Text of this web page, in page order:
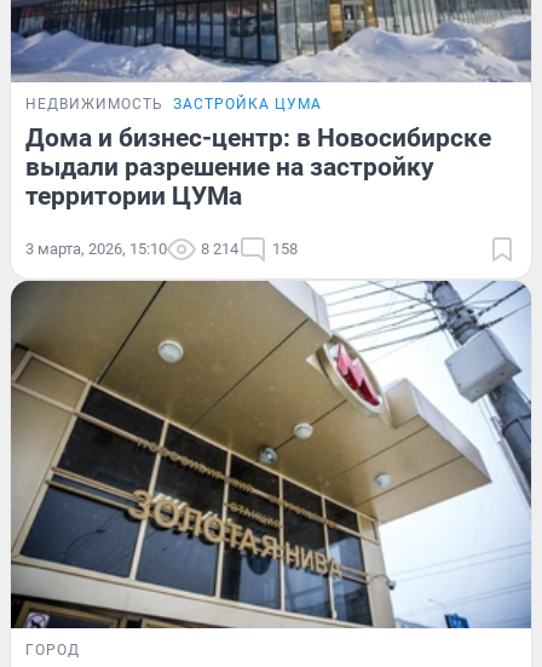
НЕДВИЖИМОСТЬ ЗАСТРОЙКА ЦУМА
Дома и бизнес-центр: в Новосибирске
выдали разрешение на застройку
территории ЦУМа
3 марта, 2026, 15:10 8 214 158
ГОРОД